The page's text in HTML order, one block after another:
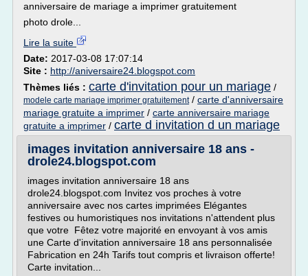
anniversaire de mariage a imprimer gratuitement
photo drole...
Lire la suite
Date: 2017-03-08 17:07:14
Site : http://aniversaire24.blogspot.com
Thèmes liés : carte d'invitation pour un mariage /
modele carte mariage imprimer gratuitement/ carte d'anniversaire
mariage gratuite a imprimer / carte anniversaire mariage
gratuite a imprimer / carte d invitation d un mariage
images invitation anniversaire 18 ans -
drole24.blogspot.com
images invitation anniversaire 18 ans
drole24.blogspot.com Invitez vos proches à votre
anniversaire avec nos cartes imprimées Elégantes
festives ou humoristiques nos invitations n'attendent plus
que votre Fêtez votre majorité en envoyant à vos amis
une Carte d'invitation anniversaire 18 ans personnalisée
Fabrication en 24h Tarifs tout compris et livraison offerte!
Carte invitation...